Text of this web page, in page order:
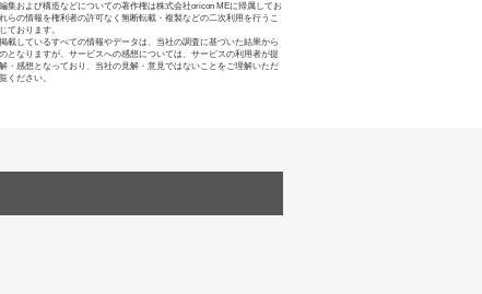
集および構造などについての著作権は株式会社oricon MEに帰属してお
らの情報を権利者の許可なく無断転載・複製などの二次利用を行うこ
ております。
載しているすべての情報やデータは、当社の調査に基づいた結果から
となりますが、サービスへの感想については、サービスの利用者が提
・感想となっており、当社の見解・意見ではないことをご理解いただ
ください。